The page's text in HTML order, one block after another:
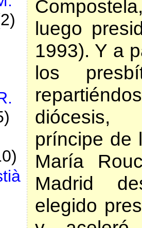
luego
1993). Y a
los
diócesis,
príncipe de
María
Madrid
elegido